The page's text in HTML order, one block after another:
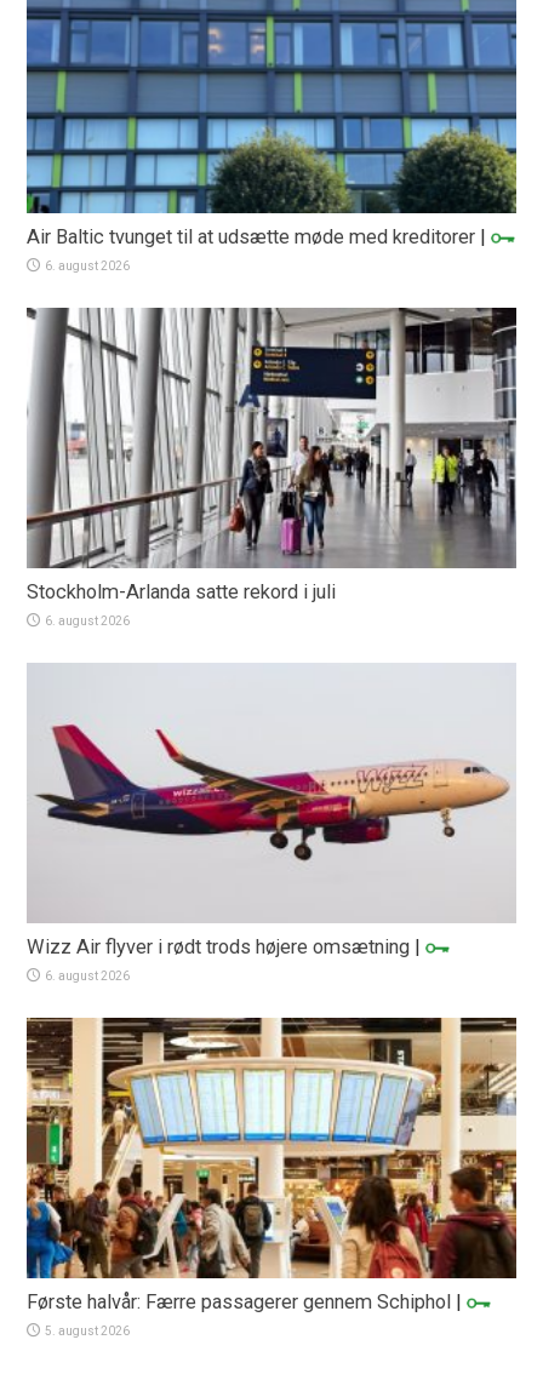
Air Baltic tvunget til at udsætte møde med kreditorer |
6. august 2026
Stockholm-Arlanda satte rekord i juli
6. august 2026
Wizz Air flyver i rødt trods højere omsætning |
6. august 2026
Første halvår: Færre passagerer gennem Schiphol |
5. august 2026